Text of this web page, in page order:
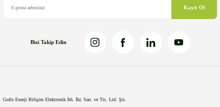
Kayıt Ol
Bizi Takip Edin
Gofis Enerji Bilişim Elektronik İth. İhr. San. ve Tic. Ltd. Şti.